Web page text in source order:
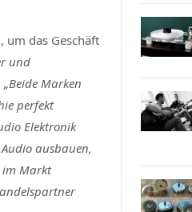
um das Geschäft
und
„Beide Marken
perfekt
Elektronik
ausbauen,
im Markt